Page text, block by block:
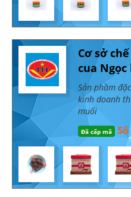
Cơ sở
cua
Sản phầm
kinh doanh
muối
Đã cấp mã